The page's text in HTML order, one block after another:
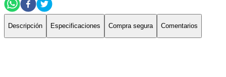
Descripción Especificaciones Compra segura Comentarios